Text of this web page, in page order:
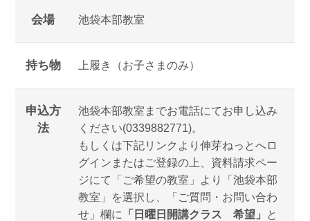
会場 池袋本部教室
持ち物 上履き（お子さまのみ）
申込方
法
池袋本部教室までお電話にてお申し込み
ください(0339882771)。
もしくは下記リンクより伸芽ねっとへロ
グインまたはご登録の上、資料請求ペー
ジにて「ご希望の教室」より「池袋本部
教室」を選択し、「ご質問・お問い合わ
せ」欄に 「日曜日開講クラス 希望」
と